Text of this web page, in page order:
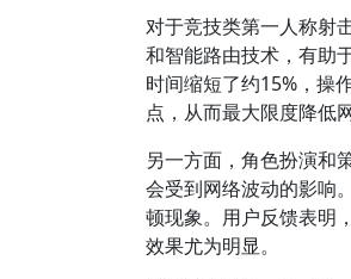
对于竞技类第一人称射
和智能路由技术，有助
时间缩短了约15%，操
点，从而最大限度降低
另一方面，角色扮演和
会受到网络波动的影响
顿现象。用户反馈表明
效果尤为明显。